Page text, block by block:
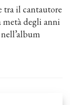
tra il cantautore
metà degli anni